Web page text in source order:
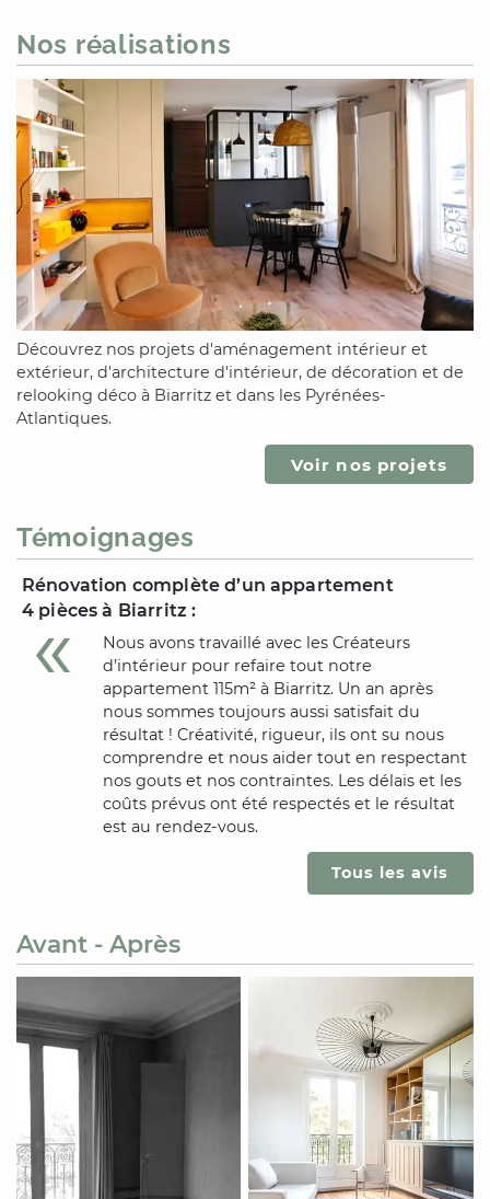
Nos réalisations
Découvrez nos projets d'aménagement intérieur et
extérieur, d'architecture d'intérieur, de décoration et de
relooking déco à Biarritz et dans les Pyrénées-
Atlantiques.
Voir nos projets
Témoignages
Rénovation complète d’un appartement
4 piècesà Biarritz :
Nous avons travaillé avec les Créateurs
d’intérieur pour refaire tout notre
appartement 115m²à Biarritz. Un an après
nous sommes toujours aussi satisfait du
résultat ! Créativité, rigueur, ils ont su nous
comprendre et nous aider tout en respectant
nos gouts et nos contraintes. Les délais et les
coûts prévus ont été respectés et le résultat
est au rendez-vous.
Tous les avis
Avant - Après